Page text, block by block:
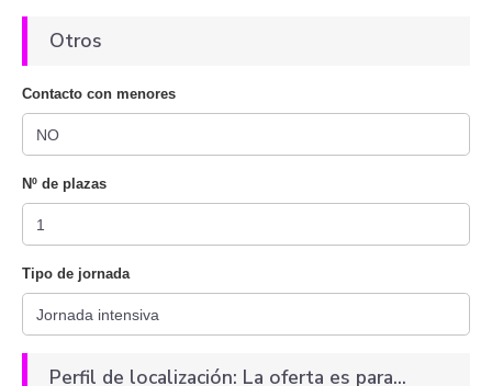
Otros
Contacto con menores
Nº de plazas
Tipo de jornada
Perfil de localización: La oferta es para...